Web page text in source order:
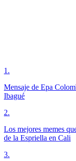
1 .
Mensaje de Epa
Ibagué
2.
Los mejores memes
de la Espriella en Cali
3.